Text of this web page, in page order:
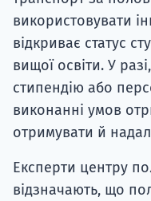
використовувати
відкриває статус
вищої освіти. У
стипендію або
виконанні умов
отримувати й
Експерти центру
відзначають, що